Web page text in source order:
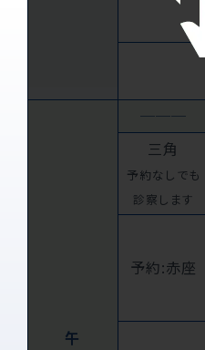
午
───
三角
予約なしでも
診察します
予約:赤座